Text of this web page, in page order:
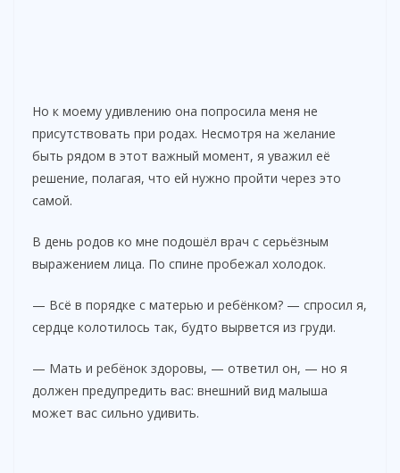
Но к моему удивлению она попросила меня не
присутствовать при родах. Несмотря на желание
быть рядом в этот важный момент, я уважил её
решение, полагая, что ей нужно пройти через это
самой.
В день родов ко мне подошёл врач с серьёзным
выражением лица. По спине пробежал холодок.
— Всё в порядке с матерью и ребёнком? — спросил я,
сердце колотилось так, будто вырвется из груди.
— Мать и ребёнок здоровы, — ответил он, — но я
должен предупредить вас: внешний вид малыша
может вас сильно удивить.